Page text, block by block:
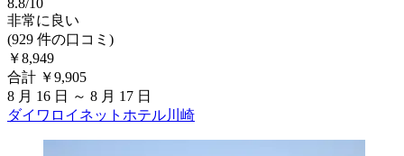
8.8/10
非常に良い
(929 件の口コミ)
￥8,949
合計 ￥9,905
8 月 16 日 ～ 8 月 17 日
ダイワロイネットホテル川崎